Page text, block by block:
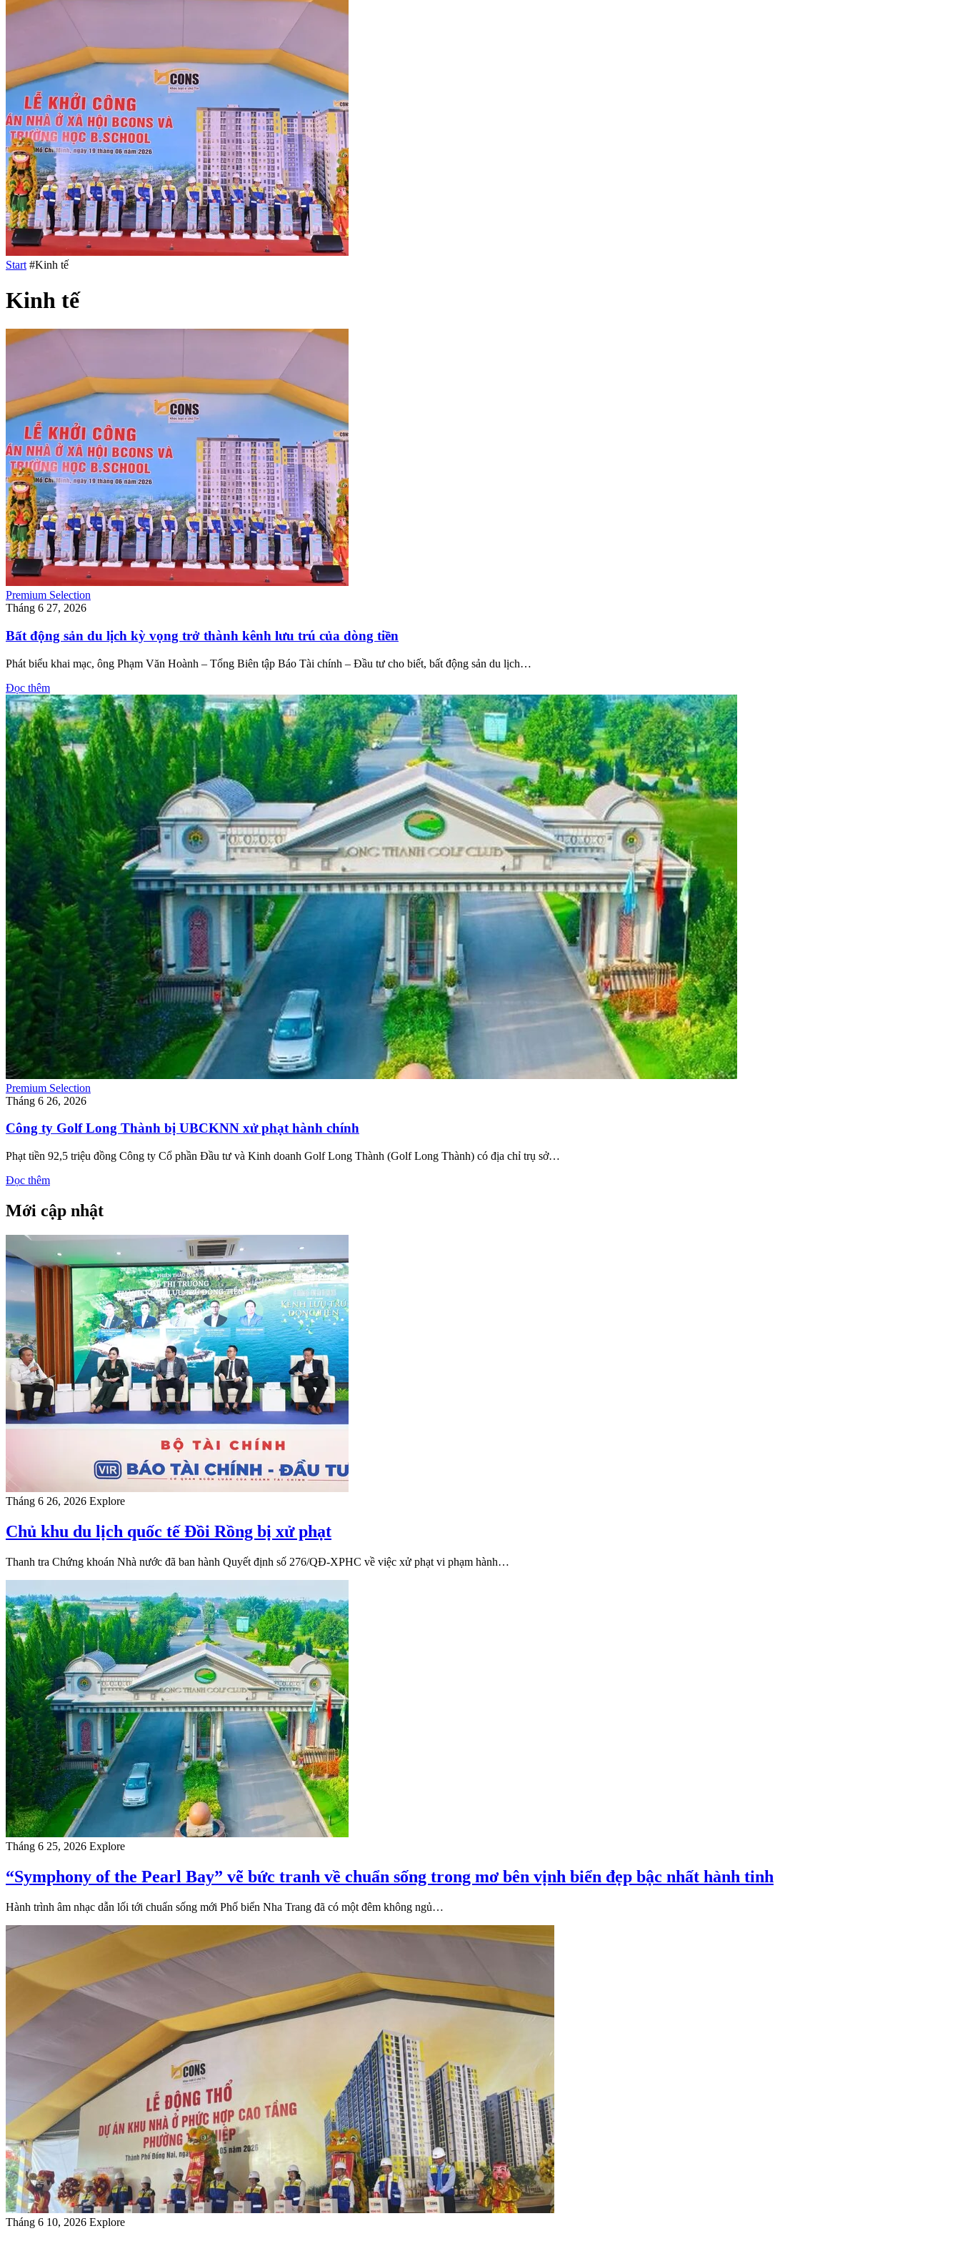
Start #Kinh tế
Kinh tế
Premium Selection
Tháng 6 27, 2026
Bất động sản du lịch kỳ vọng trở thành kênh lưu trú của dòng tiền
Phát biểu khai mạc, ông Phạm Văn Hoành – Tổng Biên tập Báo Tài chính – Đầu tư cho biết, bất động sản du lịch…
Đọc thêm
Premium Selection
Tháng 6 26, 2026
Công ty Golf Long Thành bị UBCKNN xử phạt hành chính
Phạt tiền 92,5 triệu đồng Công ty Cổ phần Đầu tư và Kinh doanh Golf Long Thành (Golf Long Thành) có địa chỉ trụ sở…
Đọc thêm
Mới cập nhật
Tháng 6 26, 2026 Explore
Chủ khu du lịch quốc tế Đồi Rồng bị xử phạt
Thanh tra Chứng khoán Nhà nước đã ban hành Quyết định số 276/QĐ-XPHC về việc xử phạt vi phạm hành…
Tháng 6 25, 2026 Explore
“Symphony of the Pearl Bay” vẽ bức tranh về chuẩn sống trong mơ bên vịnh biển đẹp bậc nhất hành tinh
Hành trình âm nhạc dẫn lối tới chuẩn sống mới Phố biển Nha Trang đã có một đêm không ngủ…
Tháng 6 10, 2026 Explore